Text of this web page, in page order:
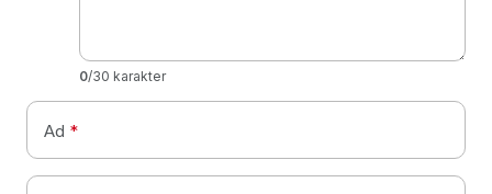
0/30 karakter
Ad *